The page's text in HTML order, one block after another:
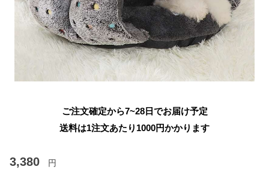
ご注文確定から7~28日でお届け予定
送料は1注文あたり 1000円かかります
3,380 円